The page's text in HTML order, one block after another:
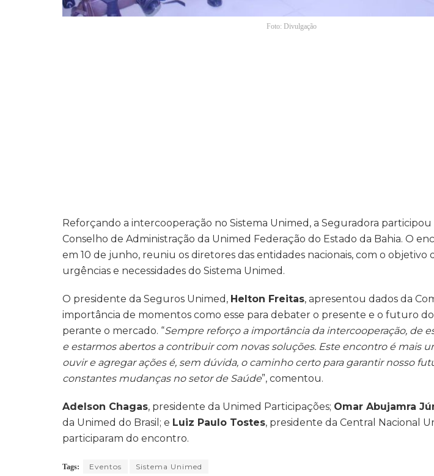
Foto: Divulgação
Reforçando a intercooperação no Sistema Unimed, a Seguradora participou
Conselho de Administração da Unimed Federação do Estado da Bahia. O
em 10 de junho, reuniu os diretores das entidades nacionais, com o objetivo
urgências e necessidades do Sistema Unimed.
O presidente da Seguros Unimed, Helton Freitas, apresentou dados da
importância de momentos como esse para debater o presente e o futuro
perante o mercado. “Sempre reforço a importância da intercooperação, de
e estarmos abertos a contribuir com novas soluções. Este encontro é mais
ouvir e agregar ações é, sem dúvida, o caminho certo para garantir nosso
constantes mudanças no setor de Saúde”, comentou.
Adelson Chagas, presidente da Unimed Participações; Omar Abujamra
da Unimed do Brasil; e Luiz Paulo Tostes, presidente da Central Nacional
participaram do encontro.
Tags: Eventos Sistema Unimed